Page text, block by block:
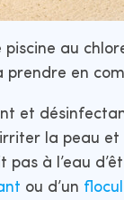
au
prendre en
et
la peau et
à l’eau
ou d’un